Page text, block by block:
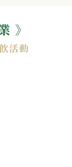
》
活動